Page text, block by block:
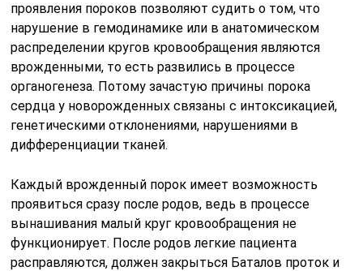
проявления пороков позволяют судить о том, что
нарушение в гемодинамике или в анатомическом
распределении кругов кровообращения являются
врожденными, то есть развились в процессе
органогенеза. Потому зачастую причины порока
сердца у новорожденных связаны с интоксикацией,
генетическими отклонениями, нарушениями в
дифференциации тканей.
Каждый врожденный порок имеет возможность
проявиться сразу после родов, ведь в процессе
вынашивания малый круг кровообращения не
функционирует. После родов легкие пациента
расправляются, должен закрыться Баталов проток и